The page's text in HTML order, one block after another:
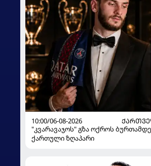
10:00/06-08-2026
"კვარავაჯოს" გზა ოქროს
ქართული ზღაპარი